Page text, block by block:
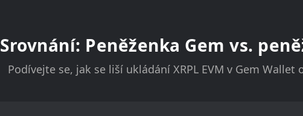
Srovnání: Peněženka Gem vs.
Podívejte se, jak se liší ukládání XRPL EVM v Gem Wallet